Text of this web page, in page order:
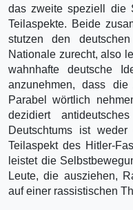
das zweite speziell die
Teilaspekte. Beide
stutzen den
Nationale zurecht, also
wahnhafte deutsche
anzunehmen, dass
Parabel wörtlich
dezidiert
Deutschtums ist
Teilaspekt des Hitler-
leistet die
Leute, die ausziehen,
auf einer rassistischen